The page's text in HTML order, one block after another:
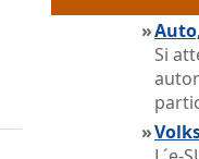
»
Si
»